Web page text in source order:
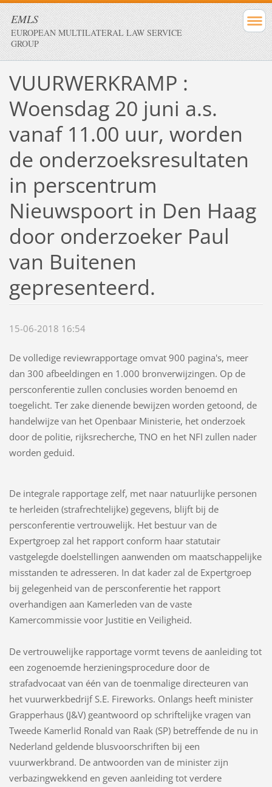
EMLS
EUROPEAN MULTILATERAL LAW SERVICE
GROUP
VUURWERKRAMP :
Woensdag 20 juni a.s.
vanaf 11.00 uur, worden
de onderzoeksresultaten
in perscentrum
Nieuwspoort in Den Haag
door onderzoeker Paul
van Buitenen
gepresenteerd.
15-06-2018 16:54
De volledige reviewrapportage omvat 900 pagina's, meer
dan 300 afbeeldingen en 1.000 bronverwijzingen. Op de
persconferentie zullen conclusies worden benoemd en
toegelicht. Ter zake dienende bewijzen worden getoond, de
handelwijze van het Openbaar Ministerie, het onderzoek
door de politie, rijksrecherche, TNO en het NFI zullen nader
worden geduid.
De integrale rapportage zelf, met naar natuurlijke personen
te herleiden (strafrechtelijke) gegevens, blijft bij de
persconferentie vertrouwelijk. Het bestuur van de
Expertgroep zal het rapport conform haar statutair
vastgelegde doelstellingen aanwenden om maatschappelijke
misstanden te adresseren. In dat kader zal de Expertgroep
bij gelegenheid van de persconferentie het rapport
overhandigen aan Kamerleden van de vaste
Kamercommissie voor Justitie en Veiligheid.
De vertrouwelijke rapportage vormt tevens de aanleiding tot
een zogenoemde herzieningsprocedure door de
strafadvocaat van één van de toenmalige directeuren van
het vuurwerkbedrijf S.E. Fireworks. Onlangs heeft minister
Grapperhaus (J&V) geantwoord op schriftelijke vragen van
Tweede Kamerlid Ronald van Raak (SP) betreffende de nu in
Nederland geldende blusvoorschriften bij een
vuurwerkbrand. De antwoorden van de minister zijn
verbazingwekkend en geven aanleiding tot verdere